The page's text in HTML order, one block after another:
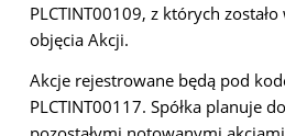
PLCTINT00109, z których
objęcia Akcji.
Akcje rejestrowane będą pod
PLCTINT00117. Spółka planuje